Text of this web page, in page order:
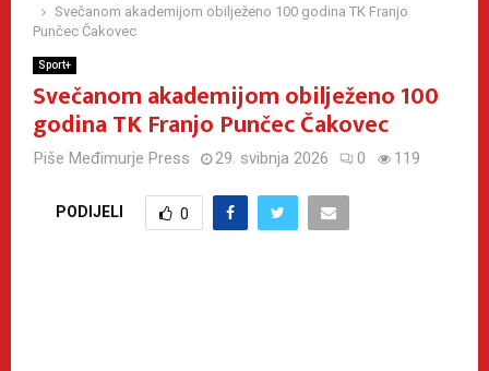
Svečanom akademijom obilježeno 100 godina TK Franjo
Punčec Čakovec
Sport+
Svečanom akademijom obilježeno 100
godina TK Franjo Punčec Čakovec
Piše Međimurje Press 29. svibnja 2026 0 119
PODIJELI 0